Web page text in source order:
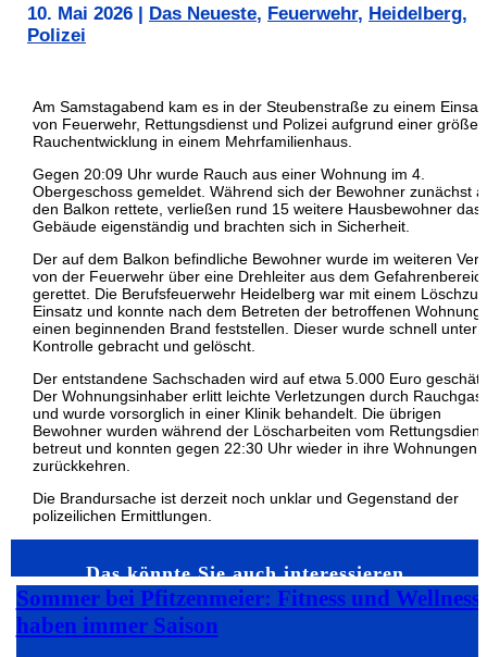
10. Mai 2026 Das Neueste, Feuerwehr, Heidelberg,
Polizei
Am Samstagabend kam es in der Steubenstraße zu einem
von Feuerwehr, Rettungsdienst und Polizei aufgrund einer
Rauchentwicklung in einem Mehrfamilienhaus.
Gegen 20:09 Uhr wurde Rauch aus einer Wohnung im 4.
Obergeschoss gemeldet. Während sich der Bewohner zunächst
den Balkon rettete, verließen rund 15 weitere Hausbewohner das
Gebäude eigenständig und brachten sich in Sicherheit.
Der auf dem Balkon befindliche Bewohner wurde im weiteren
von der Feuerwehr über eine Drehleiter aus dem
gerettet. Die Berufsfeuerwehr Heidelberg war mit einem
Einsatz und konnte nach dem Betreten der betroffenen Wohnung
einen beginnenden Brand feststellen. Dieser wurde schnell unter
Kontrolle gebracht und gelöscht.
Der entstandene Sachschaden wird auf etwa 5.000 Euro
Der Wohnungsinhaber erlitt leichte Verletzungen durch
und wurde vorsorglich in einer Klinik behandelt. Die übrigen
Bewohner wurden während der Löscharbeiten vom
betreut und konnten gegen 22:30 Uhr wieder in ihre Wohnungen
zurückkehren.
Die Brandursache ist derzeit noch unklar und Gegenstand der
polizeilichen Ermittlungen.
Das könnte Sie auch interessieren…
Sommer bei Pfitzenmeier: Fitness und Wellness
haben immer Saison